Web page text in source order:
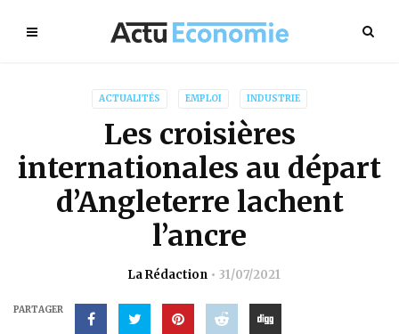
ACTUALITÉS EMPLOI INDUSTRIE
Les croisières
internationales au départ
d’Angleterre lachent
l’ancre
La Rédaction 31/07/2021
PARTAGER